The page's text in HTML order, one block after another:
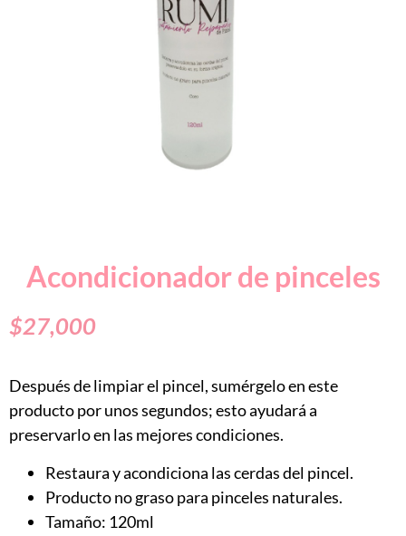
Acondicionador de pinceles
$27,000
Después de limpiar el pincel, sumérgelo en este
producto por unos segundos; esto ayudará a
preservarlo en las mejores condiciones.
Restaura y acondiciona las cerdas del pincel.
Producto no graso para pinceles naturales.
Tamaño: 120ml